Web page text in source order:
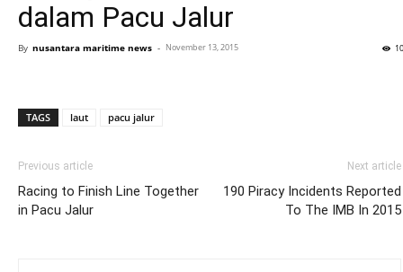
dalam Pacu Jalur
By nusantara maritime news - November 13, 2015
TAGS laut pacu jalur
Previous article
Racing to Finish Line Together
in Pacu Jalur
Next article
190 Piracy Incidents Reported
To The IMB In 2015